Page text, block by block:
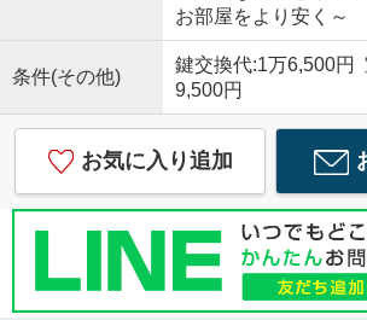
お部屋をより安く～
条件(その他)
鍵交換代:1万6,500円
9,500円
お気に入り追加